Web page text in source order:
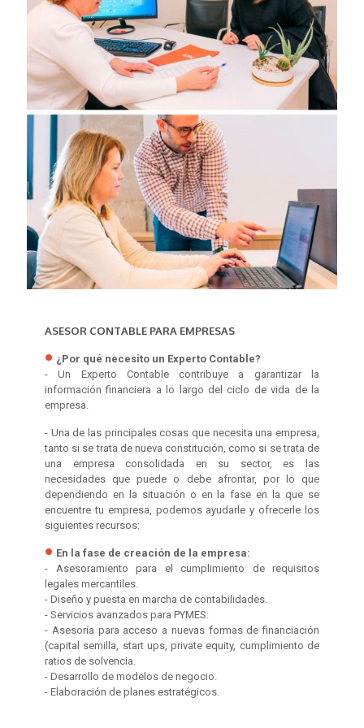
ASESOR CONTABLE PARA EMPRESAS
¿Por qué necesito un Experto Contable?
- Un Experto Contable contribuye a garantizar la
información financiera a lo largo del ciclo de vida de la
empresa.
- Una de las principales cosas que necesita una empresa,
tanto si se trata de nueva constitución, como si se trata de
una empresa consolidada en su sector, es las
necesidades que puede o debe afrontar, por lo que
dependiendo en la situación o en la fase en la que se
encuentre tu empresa, podemos ayudarle y ofrecerle los
siguientes recursos:
En la fase de creación de la empresa:
- Asesoramiento para el cumplimiento de requisitos
legales mercantiles.
- Diseño y puesta en marcha de contabilidades.
- Servicios avanzados para PYMES:
- Asesoría para acceso a nuevas formas de financiación
(capital semilla, start ups, private equity, cumplimiento de
ratios de solvencia.
- Desarrollo de modelos de negocio.
- Elaboración de planes estratégicos.